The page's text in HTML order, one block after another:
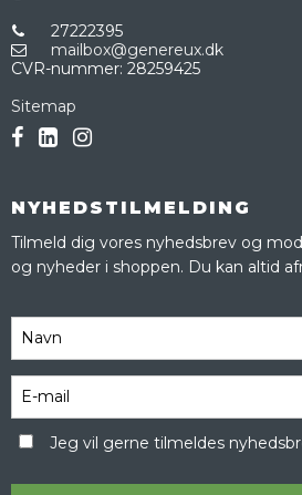
27222395
mailbox@genereux.dk
CVR-nummer: 28259425
Sitemap
NYHEDSTILMELDING
Tilmeld dig vores nyhedsbrev og
og nyheder i shoppen. Du kan altid
Jeg vil gerne tilmeldes